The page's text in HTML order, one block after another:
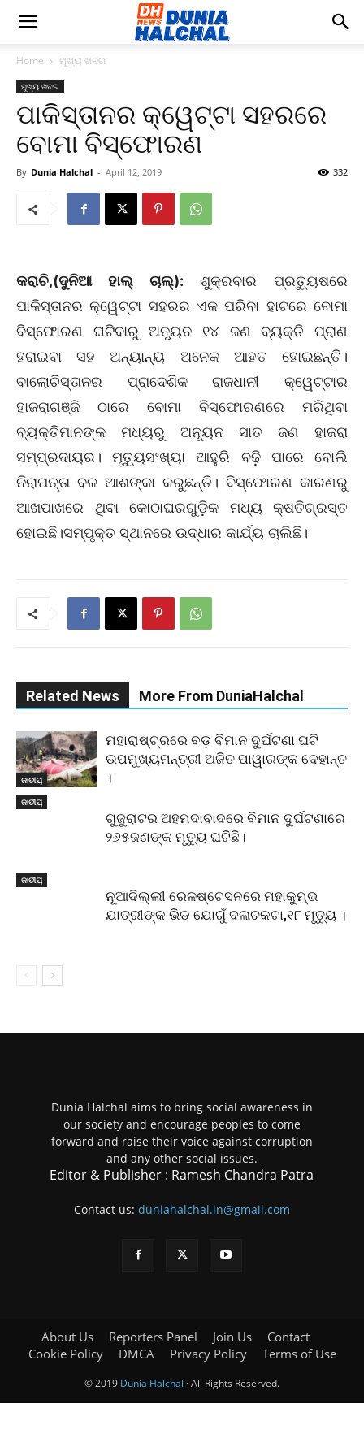
Home ମୁଖ୍ୟ ଖବର
ମୁଖ୍ୟ ଖବର
ପାକିସ୍ତାନର କ୍ୱେଟ୍ଟା ସହରରେ
ବୋମା ବିସ୍ଫୋରଣ
By Dunia Halchal - April 12, 2019 332
କରାଚି,(ଦୁନିଆ ହାଲ୍ ଚାଲ୍): ଶୁକ୍ରବାର ପ୍ରତ୍ୟୁଷରେ
ପାକିସ୍ତାନର କ୍ୱେଟ୍ଟା ସହରର ଏକ ପରିବା ହାଟରେ ବୋମା
ବିସ୍ଫୋରଣ ଘଟିବାରୁ ଅନ୍ୟୂନ ୧୪ ଜଣ ବ୍ୟକ୍ତି ପ୍ରାଣ
ହରାଇବା ସହ ଅନ୍ୟାନ୍ୟ ଅନେକ ଆହତ ହୋଇଛନ୍ତି।
ବାଲୋଚିସ୍ତାନର ପ୍ରାଦେଶିକ ରାଜଧାନୀ କ୍ୱେଟ୍ଟାର
ହାଜରାଗଞ୍ଜି ଠାରେ ବୋମା ବିସ୍ଫୋରଣରେ ମରିଥିବା
ବ୍ୟକ୍ତିମାନଙ୍କ ମଧ୍ୟରୁ ଅନ୍ୟୂନ ସାତ ଜଣ ହାଜରା
ସମ୍ପ୍ରଦାୟର। ମୃତ୍ୟୁସଂଖ୍ୟା ଆହୁରି ବଢ଼ି ପାରେ ବୋଲି
ନିରାପତ୍ତା ବଳ ଆଶଙ୍କା କରୁଛନ୍ତି। ବିସ୍ଫୋରଣ କାରଣରୁ
ଆଖପାଖରେ ଥିବା କୋଠାଘରଗୁଡ଼ିକ ମଧ୍ୟ କ୍ଷତିଗ୍ରସ୍ତ
ହୋଇଛି।ସମ୍ପୃକ୍ତ ସ୍ଥାନରେ ଉଦ୍ଧାର କାର୍ଯ୍ୟ ଚାଲିଛି।
Related News More From DuniaHalchal
ଜାତୀୟ
ମହାରାଷ୍ଟ୍ରରେ ବଡ଼ ବିମାନ ଦୁର୍ଘଟଣା ଘଟି
ଉପମୁଖ୍ୟମନ୍ତ୍ରୀ ଅଜିତ ପାୱାରଙ୍କ ଦେହାନ୍ତ
।
ଜାତୀୟ
ଗୁଜୁରାଟର ଅହମଦାବାଦରେ ବିମାନ ଦୁର୍ଘଟଣାରେ
୨୬୫ଜଣଙ୍କ ମୃତ୍ୟୁ ଘଟିଛି।
ଜାତୀୟ
ନୂଆଦିଲ୍ଲୀ ରେଳଷ୍ଟେସନରେ ମହାକୁମ୍ଭ
ଯାତ୍ରୀଙ୍କ ଭିଡ ଯୋଗୁଁ ଦଳାଚକଟା,୧୮ ମୃତ୍ୟୁ ।
Dunia Halchal aims to bring social awareness in
our society and encourage peoples to come
forward and raise their voice against corruption
and any other social issues.
Editor & Publisher : Ramesh Chandra Patra
Contact us: duniahalchal.in@gmail.com
About Us Reporters Panel Join Us
Contact
Cookie Policy
DMCA Privacy Policy Terms of Use
© 2019 Dunia Halchal · All Rights Reserved.